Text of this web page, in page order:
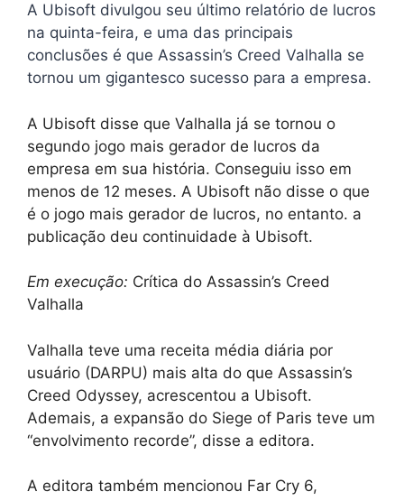
A Ubisoft divulgou seu último relatório de lucros
na quinta-feira, e uma das principais
conclusões é que Assassin’s Creed Valhalla se
tornou um gigantesco sucesso para a empresa.
A Ubisoft disse que Valhalla já se tornou o
segundo jogo mais gerador de lucros da
empresa em sua história. Conseguiu isso em
menos de 12 meses. A Ubisoft não disse o que
é o jogo mais gerador de lucros, no entanto. a
publicação deu continuidade à Ubisoft.
Em execução: Crítica do Assassin’s Creed
Valhalla
Valhalla teve uma receita média diária por
usuário (DARPU) mais alta do que Assassin’s
Creed Odyssey, acrescentou a Ubisoft.
Ademais, a expansão do Siege of Paris teve um
“envolvimento recorde”, disse a editora.
A editora também mencionou Far Cry 6,